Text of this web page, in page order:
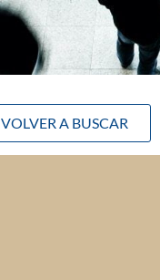
VOLVER A BUSCAR